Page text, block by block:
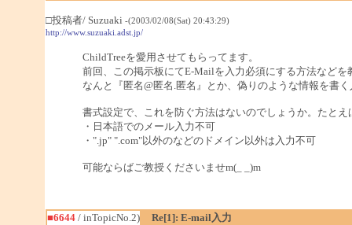
□投稿者/ Suzuaki -(2003/02/08(Sat) 20:43:29)
http://www.suzuaki.adst.jp/
ChildTreeを愛用させてもらってます。
前回、この掲示板にてE-Mailを入力必須にする方法などを
なんと『匿名@匿名.匿名』とか、偽りのような情報を書
書式設定で、これを防ぐ方法はないのでしょうか。たとえ
・日本語でのメール入力不可
・".jp" ".com"以外のなどのドメイン以外は入力不可
可能ならばご教授くださいませm(_ _)m
■6644/ inTopicNo.2) Re[1]: E-mail入力